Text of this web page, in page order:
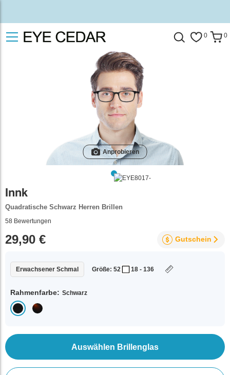
0 0
Anprobieren
Innk
Quadratische Schwarz Herren Brillen
58 Bewertungen
29,90 € Gutschein
Erwachsener Schmal Größe: 52 18 - 136
Rahmenfarbe: Schwarz
Auswählen Brillenglas